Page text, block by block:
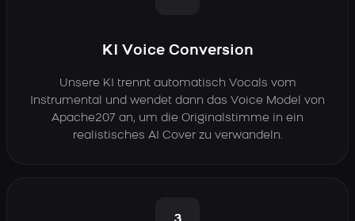
KI Voice Conversion
Unsere KI trennt automatisch Vocals vom
Instrumental und wendet dann das Voice Model von
Apache207 an, um die Originalstimme in ein
realistisches AI Cover zu verwandeln.